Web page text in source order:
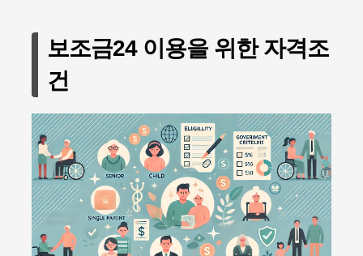
보조금24 이용을 위한 자격조
건